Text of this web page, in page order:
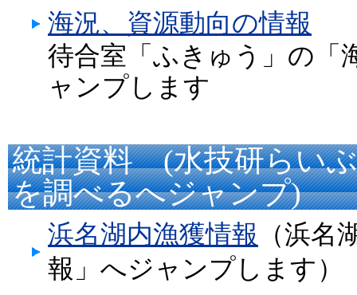
海況、資源動向の情報
待合室「ふきゅう」の「
ャンプします
統計資料 (水技研らい
を調べるへジャンプ)
浜名湖内漁獲情報
（浜名
報」へジャンプします）